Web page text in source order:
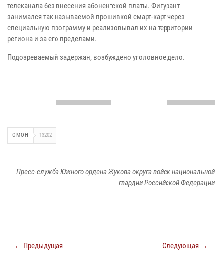
телеканала без внесения абонентской платы. Фигурант
занимался так называемой прошивкой смарт-карт через
специальную программу и реализовывал их на территории
региона и за его пределами.
Подозреваемый задержан, возбуждено уголовное дело.
ОМОН 13202
Пресс-служба Южного ордена Жукова округа войск национальной
гвардии Российской Федерации
← Предыдущая Следующая →